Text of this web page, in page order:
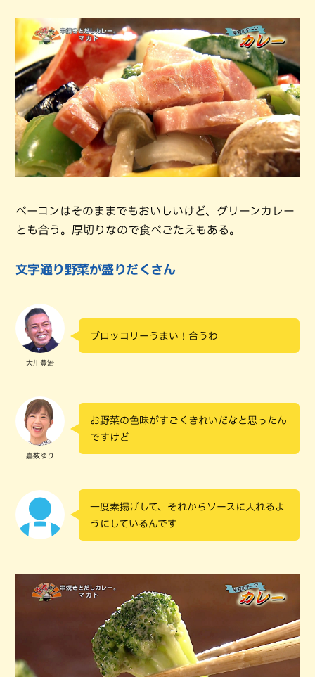
ベーコンはそのままでもおいしいけど、グリーンカレー
とも合う。厚切りなので食べごたえもある。
文字通り野菜が盛りだくさん
大川豊治
ブロッコリーうまい！合うわ
嘉数ゆり
お野菜の色味がすごくきれいだなと思ったん
ですけど
一度素揚げして、それからソースに入れるよ
うにしているんです